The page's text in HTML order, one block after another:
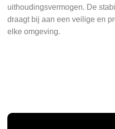
uithoudingsvermogen. De
draagt bij aan een veilige en
elke omgeving.